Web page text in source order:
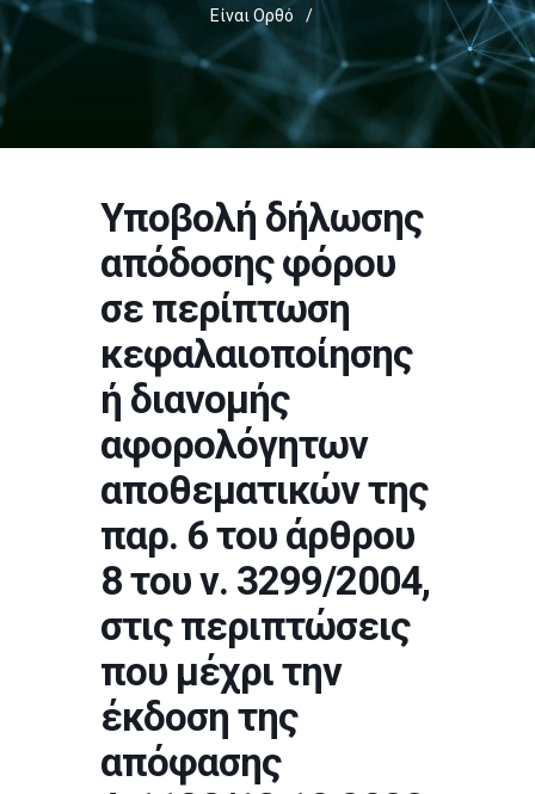
Είναι Ορθό
/
Υποβολή δήλωσης
απόδοσης φόρου
σε περίπτωση
κεφαλαιοποίησης
ή διανομής
αφορολόγητων
αποθεματικών της
παρ. 6 του άρθρου
8 του ν. 3299/2004,
στις περιπτώσεις
που μέχρι την
έκδοση της
απόφασης